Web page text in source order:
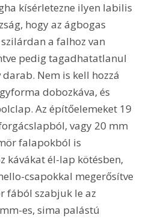
kísérletezne ilyen labilis
hogy az ágbogas
a falhoz van
pedig tagadhatatlanul
Nem is kell hozzá
dobozkáva, és
Az építőelemeket 19
vagy 20 mm
falapokból is
kávákat él-lap kötésben,
csapokkal megerősítve
fából szabjuk le az
es, sima palástú